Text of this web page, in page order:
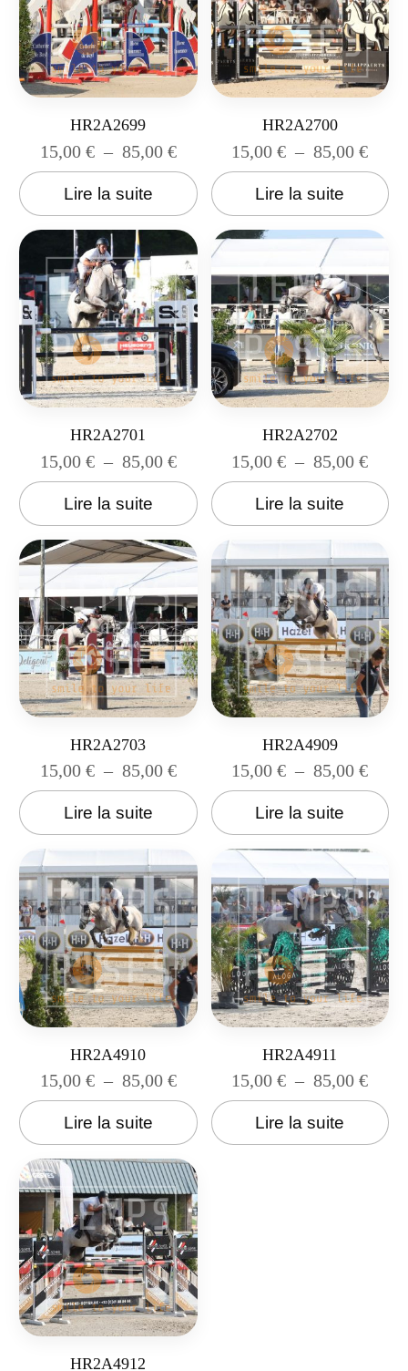
HR2A2699
15,00 € – 85,00 €
Lire la suite
HR2A2700
15,00€ – 85,00€
Lire la suite
HR2A2701
15,00 € – 85,00 €
Lire la suite
HR2A2702
15,00€ – 85,00€
Lire la suite
HR2A2703
15,00 € – 85,00 €
Lire la suite
HR2A4909
15,00€ – 85,00€
Lire la suite
HR2A4910
15,00 € – 85,00 €
Lire la suite
HR2A4911
15,00€ – 85,00€
Lire la suite
HR2A4912